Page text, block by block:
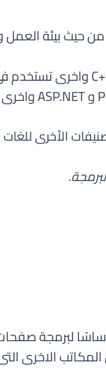
حيث بيئة العمل
الأخرى للغات
لبرمجة